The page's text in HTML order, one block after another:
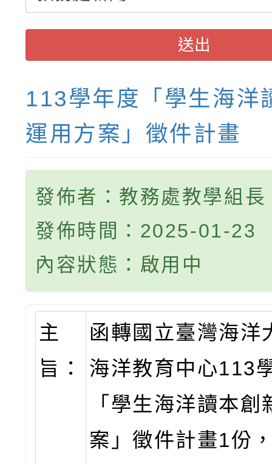
送出
113學年度「學生海洋
運用方案」徵件計畫
發佈者：教務處教學組長
發佈時間：2025-01-23
內容狀態：啟用中
主
旨：
函轉國立臺灣海洋
海洋教育中心113
「學生海洋讀本創
案」徵件計畫1份